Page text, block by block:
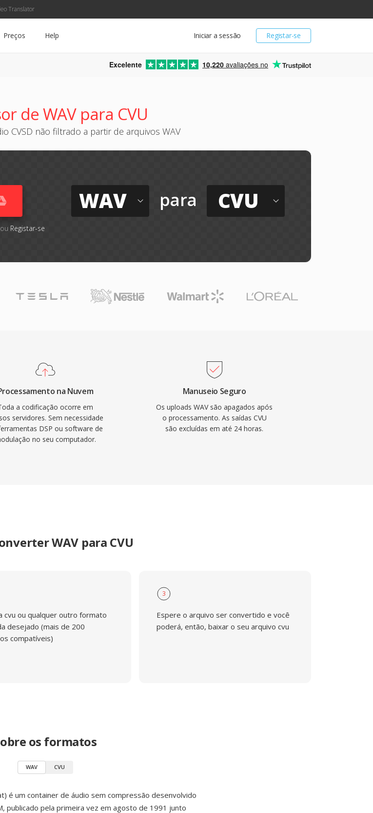
Translator
Registar-se
Iniciar a sessão
Preços Help
Excelente 10,220 avaliações no
de WAV para CVU
CVSD não filtrado a partir de arquivos WAV
Registar-se
WAV para CVU
na Nuvem
a codificação ocorre em
servidores. Sem necessidade
DSP ou software de
no seu computador.
Manuseio Seguro
Os uploads WAV são apagados após
o processamento. As saídas CVU
são excluídas em até 24 horas.
WAV para CVU
cvu ou qualquer outro formato
desejado (mais de 200
compatíveis)
3
Espere o arquivo ser convertido e você
poderá, então, baixar o seu arquivo cvu
os formatos
WAV CVU
é um container de áudio sem compressão desenvolvido
publicado pela primeira vez em agosto de 1991 junto